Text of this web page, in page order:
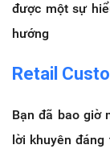
được một sự
hướng
Retail
Bạn đã bao giờ
lời khuyên đáng